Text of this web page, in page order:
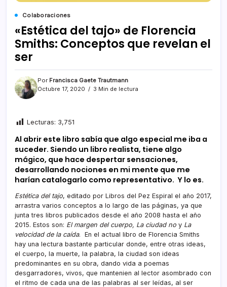
Colaboraciones
«Estética del tajo» de Florencia
Smiths: Conceptos que revelan el
ser
Por Francisca Gaete Trautmann
Octubre 17, 2020
3 Min de lectura
Lecturas: 3,751
Al abrir este libro sabía que algo especial me iba a
suceder. Siendo un libro realista, tiene algo
mágico, que hace despertar sensaciones,
desarrollando nociones en mi mente que me
harían catalogarlo como representativo. Y lo es.
Estética del tajo, editado por Libros del Pez Espiral el año 2017,
arrastra varios conceptos a lo largo de las páginas, ya que
junta tres libros publicados desde el año 2008 hasta el año
2015. Estos son: El margen del cuerpo, La ciudad no y La
velocidad de la caída. En el actual libro de Florencia Smiths
hay una lectura bastante particular donde, entre otras ideas,
el cuerpo, la muerte, la palabra, la ciudad son ideas
predominantes en su obra, dando vida a poemas
desgarradores, vivos, que mantenien al lector asombrado con
el ritmo de cada una de las palabras al ser leídas, al ser